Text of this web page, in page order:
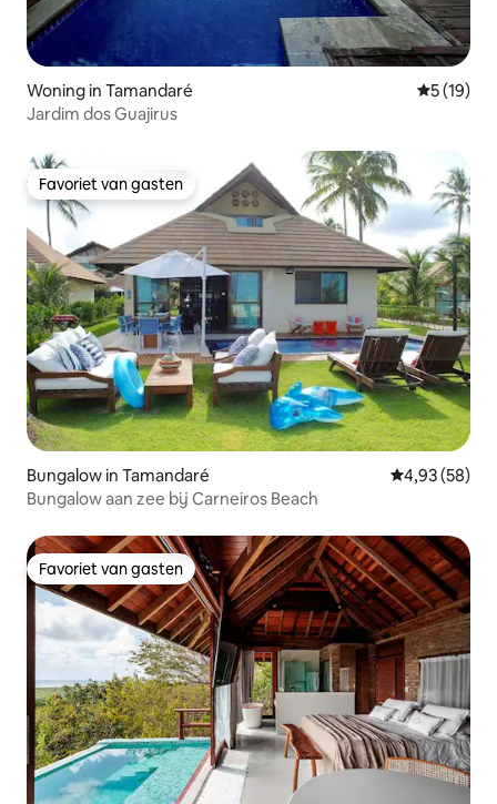
Woning in Tamandaré
5 (19)
Jardim dos Guajirus
Favoriet van gasten
Favoriet van gasten
Bungalow in Tamandaré Gemiddelde
4,93 (58)
Bungalow aan zee bij Carneiros Beach
Favoriet van gasten
Favoriet van gasten